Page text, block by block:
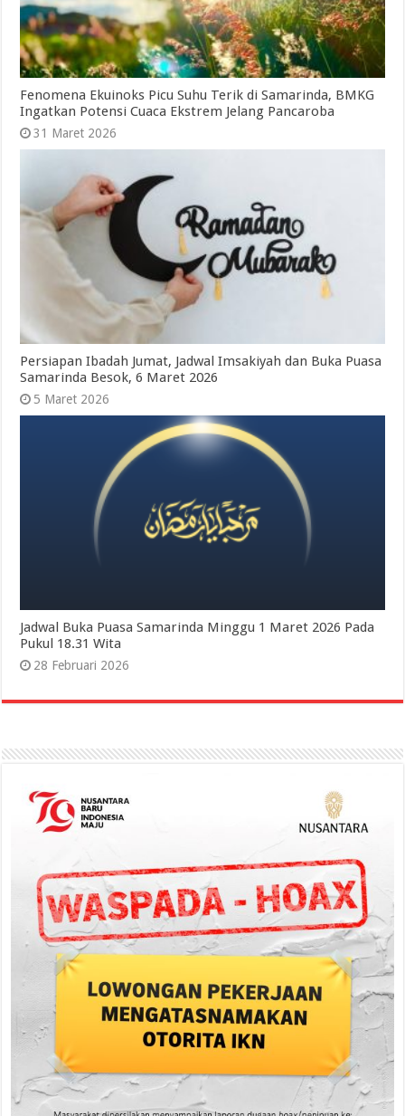
Fenomena Ekuinoks Picu Suhu Terik di Samarinda, BMKG
Ingatkan Potensi Cuaca Ekstrem Jelang Pancaroba
31 Maret 2026
Persiapan Ibadah Jumat, Jadwal Imsakiyah dan Buka Puasa
Samarinda Besok, 6 Maret 2026
5 Maret 2026
Jadwal Buka Puasa Samarinda Minggu 1 Maret 2026 Pada
Pukul 18.31 Wita
28 Februari 2026